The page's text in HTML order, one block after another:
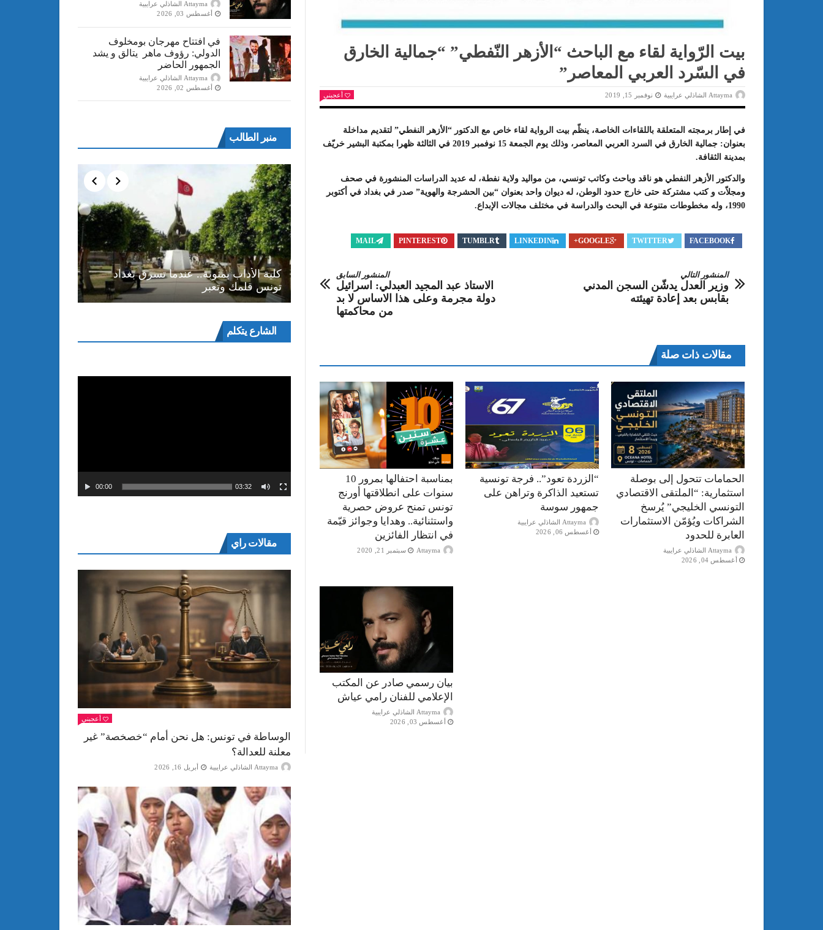
بيت الرّواية لقاء مع الباحث “الأزهر النّفطي” “جمالية الخارق
في السّرد العربي المعاصر”
Attayma الشاذلي عرايبية نوفمبر 15, 2019 أعجبني
في إطار برمجته المتعلقة باللقاءات الخاصة، ينظّم بيت الرواية لقاء خاص مع الدكتور “الأزهر النفطي” لتقديم مداخلة
بعنوان: جمالية الخارق في السرد العربي المعاصر، وذلك يوم الجمعة 15 نوفمبر 2019 في الثالثة ظهرا بمكتبة البشير خريّف
بمدينة الثقافة.
والدكتور الأزهر النفطي هو ناقد وباحث وكاتب تونسي، من مواليد ولاية نفطة، له عديد الدراسات المنشورة في صحف
ومجلاّت و كتب مشتركة حتى خارج حدود الوطن، له ديوان واحد بعنوان “بين الحشرجة والهوية” صدر في بغداد في أكتوبر
1990، وله مخطوطات متنوعة في البحث والدراسة في مختلف مجالات الإبداع.
FACEBOOK
TWITTER
GOOGLE+
LINKEDIN
TUMBLR
PINTEREST
MAIL
المنشور السابق
الاستاذ عبد المجيد العبدلي: اسرائيل
دولة مجرمة وعلى هذا الاساس لا بد
من محاكمتها
المنشور التالي
وزير العدل يدشّن السجن المدني
بقابس بعد إعادة تهيئته
مقالات ذات صلة
بمناسبة احتفالها بمرور 10
سنوات على انطلاقتها أورنج
تونس تمنح عروض حصرية
واستثنائية.. وهدايا وجوائز قيّمة
في انتظار الفائزين
Attayma سبتمبر 21, 2020
“الزردة تعود”.. فرجة تونسية
تستعيد الذاكرة وتراهن على
جمهور سوسة
Attayma الشاذلي عرايبية
أغسطس 06, 2026
الحمامات تتحول إلى بوصلة
استثمارية: “الملتقى الاقتصادي
التونسي الخليجي” يُرسخ
الشراكات ويُؤمّن الاستثمارات
العابرة للحدود
Attayma الشاذلي عرايبية
أغسطس 04, 2026
بيان رسمي صادر عن المكتب
الإعلامي للفنان رامي عياش
Attayma الشاذلي عرايبية
أغسطس 03, 2026
Attayma الشاذلي عرايبية
أغسطس 03, 2026
في افتتاح مهرجان بومخلوف
الدولي: رؤوف ماهر يتالق و يشد
الجمهور الحاضر
Attayma الشاذلي عرايبية
أغسطس 02, 2026
منبر الطالب
كلية الأداب بمنوبة.. عندما تسرق بغداد
تونس قلمك وتعبر
المسرح الجامعي يقود رواده إلى الملتقيات
الدولية…التجربة العمانية نموذجا
الملتقى الدولي الحسين بوزيان للمسرح
الجامعي بوجودي أو بدونه
إلى التميّز”
الشارع يتكلممشغل
الفيديو
00:00 03:32
مقالات راي
أعجبني
الوساطة في تونس: هل نحن أمام “خصخصة” غير
معلنة للعدالة؟
Attayma الشاذلي عرايبية أبريل 16, 2026